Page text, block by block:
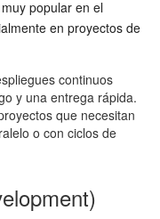
popular en el
en proyectos de
continuos
y una entrega rápida.
que necesitan
o con ciclos de